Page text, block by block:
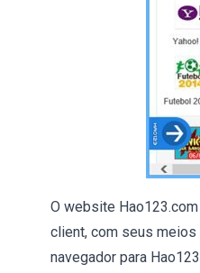
O website
client, com seus meios
navegador para